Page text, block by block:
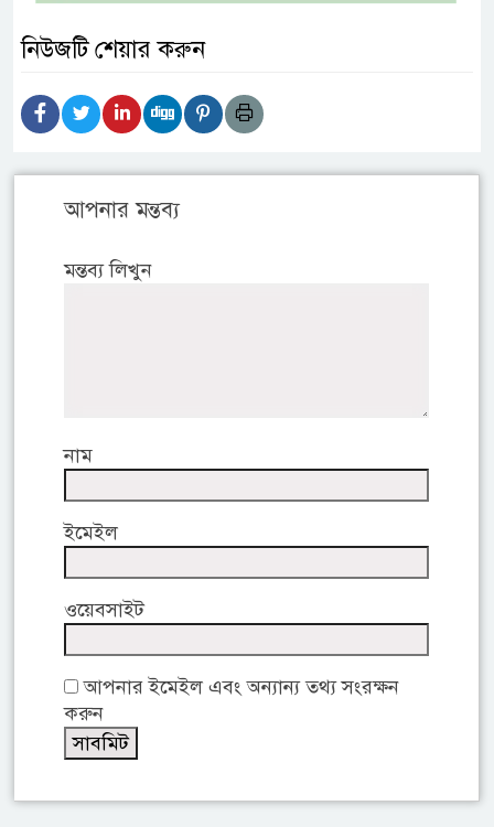
নিউজটি শেয়ার করুন
আপনার মন্তব্য
মন্তব্য লিখুন
নাম
ইমেইল
ওয়েবসাইট
আপনার ইমেইল এবং অন্যান্য তথ্য সংরক্ষন
করুন